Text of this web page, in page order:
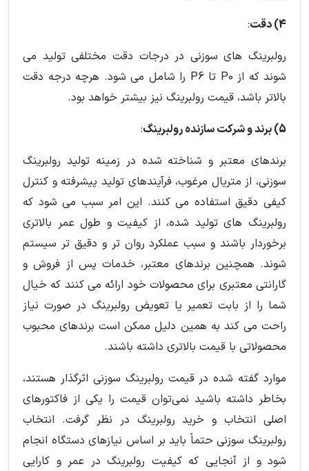
4) دقت
:
رولبرینگ های سوزنی در درجات دقت مختلفی تولید می
شوند که از P0 تا P6 را شامل می شود. هرچه درجه دقت
بالاتر باشد، قیمت رولبرینگ نیز بیشتر خواهد بود.
5) برند و شرکت سازنده رولبرینگ
:
برندهای معتبر و شناخته شده در زمینه تولید رولبرینگ
سوزنی، از متریال مرغوب، فرآیندهای تولید پیشرفته و کنترل
کیفی دقیق استفاده می کنند. این امر سبب می شود که
رولبرینگ های تولید شده، از کیفیت و طول عمر بالاتری
برخوردار باشند و سبب عملکرد روان تر و دقیق تر سیستم
شوند. همچنین برندهای معتبر، خدمات پس از فروش و
گارانتی معتبری برای محصولات خود ارائه می کنند که خیال
شما را از بابت تعمیر یا تعویض رولبرینگ در صورت نیاز
راحت می کند به همین دلیل ممکن است برندهای محبوب
محصولاتی با قیمت بالاتری داشته باشند.
موارد گفته شده در قیمت رولبرینگ سوزنی اثرگذار هستند،
بخاطر داشته باشید نمی‌توان قیمت را یکی از فاکتورهای
اصلی انتخاب و خرید رولبرینگ در نظر گرفت. انتخاب
رولبرینگ سوزنی حتماً باید بر اساس نیازهای دستگاه انجام
شود و از آنجایی که کیفیت رولبرینگ در عمر و کارایی